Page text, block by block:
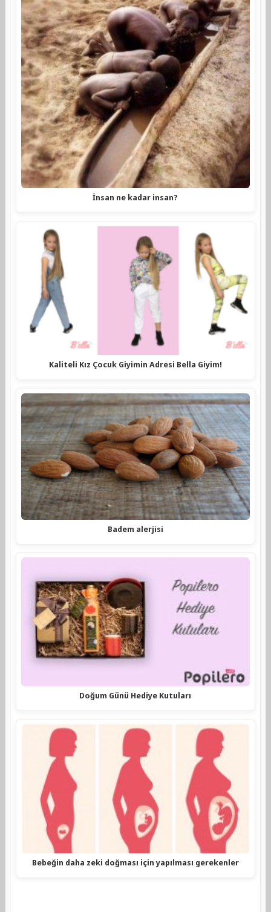
İnsan ne kadar insan?
Kaliteli Kız Çocuk Giyimin Adresi Bella Giyim!
Badem alerjisi
Doğum Günü Hediye Kutuları
Bebeğin daha zeki doğması için yapılması gerekenler